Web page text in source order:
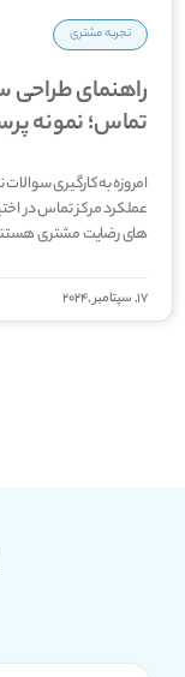
تجربه مشتری
راهنمای
تماس؛ نمونه
امروزه به‌کارگیری
عملکرد مرکز تماس در
های رضایت مشتری
17, سپتامبر ,2024